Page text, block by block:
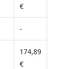
€
-
174,89
€